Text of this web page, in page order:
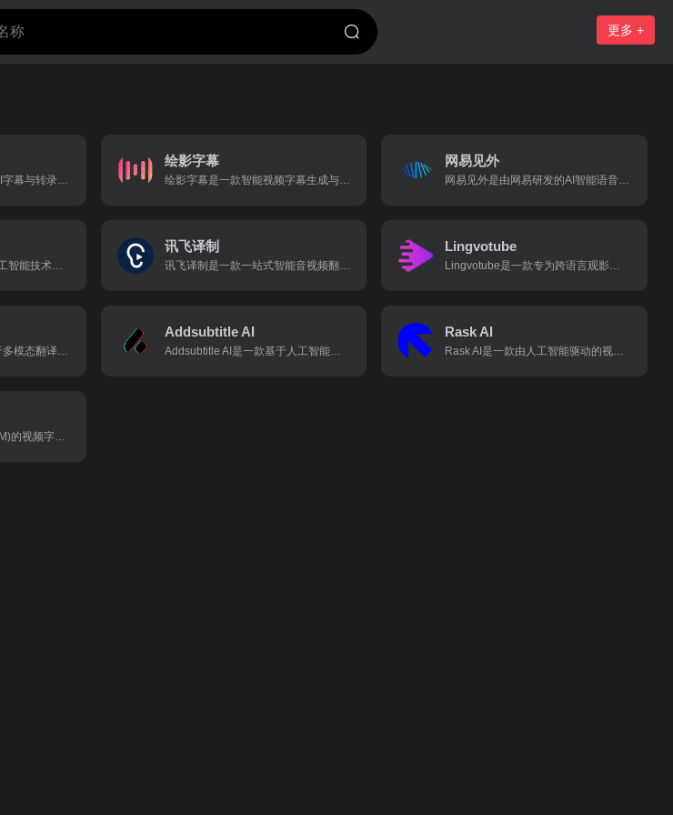
更多 +
快转字幕是一款新一代AI字幕与转录平台，专注于为视频创作者、翻译工作者、教师等用户提供高效、精准的字幕制作与多语言翻译服务。
绘影字幕
绘影字幕是一款智能视频字幕生成与编辑工具。它利用先进的语音识别和自然语言处理技术，能够自动识别视频中的人声并转换成字幕，支持多达95种语言的语音识别和110种语言的翻译。
网易见外
网易见外是由网易研发的AI智能语音转写听翻平台。它集成了视频听翻、直播听翻、语音转写、文档直翻等多种功能，致力于通过语音识别和机器翻译技术，为用户提供便捷的听翻工具，提升工作效率，降低转写成本。
BlipCut AI是一款基于人工智能技术的在线视频翻译工具，能够快速将视频内容翻译成多种语言，并提供字幕生成、配音和唇形同步等功能。
讯飞译制
讯飞译制是一款一站式智能音视频翻译平台，集成了语音识别、机器翻译和字幕生成等功能。它支持多语言、多方言的高精度语音转写，能够快速将音视频内容自动转成文字并生成同步字幕，支持包括英语、日语、韩语、法语等多种语言的字幕翻
Lingvotube
Lingvotube是一款专为跨语言观影设计的AI字幕翻译工具，支持30多种语言的实时翻译与画外音生成，覆盖影视、直播、学术等多场景。其核心优势包括高精度翻译、多设备同步及隐私安全保障，用户可以免费享受基础功能和无广告体验。
风车AI翻译是一款专注于多模态翻译的在线工具，集图片翻译、视频翻译、智能抠图、去除字幕等功能于一体，广泛应用于跨境电商、教育、医疗、金融等多个领域。
Addsubtitle AI
Addsubtitle AI是一款基于人工智能的在线视频编辑工具，专注于为用户提供高效、精准的视频翻译、字幕生成和配音服务。它通过强大的AI技术，帮助用户快速将视频内容本地化为多种语言版本，从而触达全球观众。
Rask AI
Rask AI是一款由人工智能驱动的视频翻译和本地化工具，旨在帮助内容创作者和企业快速高效地将视频内容翻译和配音成多种语言。它利用先进的机器学习技术，包括语音识别、翻译和语音合成，以满足用户对高质量本地化服务的需求。
一款基于大语言模型(LLM)的视频字幕处理助手，支持语音识别、字幕断句、优化、翻译全流程处理。适合各类视频创作者、教育工作者、内容编辑以及需要高效处理视频字幕的普通用户。